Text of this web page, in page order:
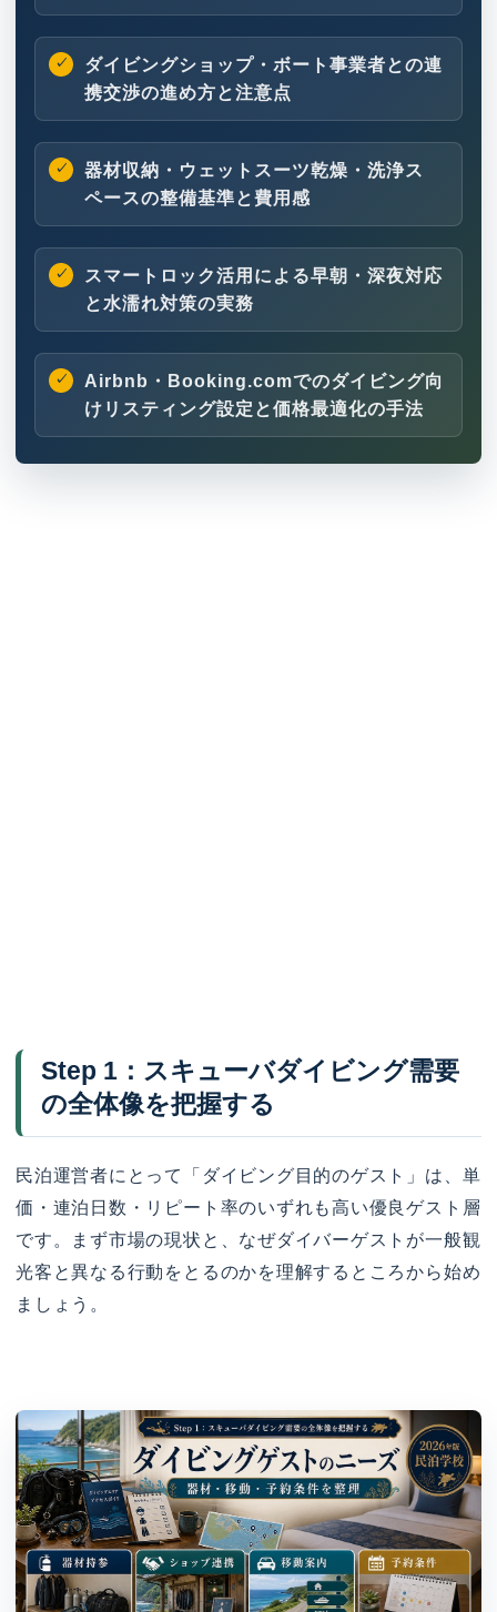
ダイビングショップ・ボート事業者との連
携交渉の進め方と注意点
器材収納・ウェットスーツ乾燥・洗浄ス
ペースの整備基準と費用感
スマートロック活用による早朝・深夜対応
と水濡れ対策の実務
Airbnb・Booking.comでのダイビング向
けリスティング設定と価格最適化の手法
Step 1：スキューバダイビング需要
の全体像を把握する
民泊運営者にとって「ダイビング目的のゲスト」は、単
価・連泊日数・リピート率のいずれも高い優良ゲスト層
です。まず市場の現状と、なぜダイバーゲストが一般観
光客と異なる行動をとるのかを理解するところから始め
ましょう。